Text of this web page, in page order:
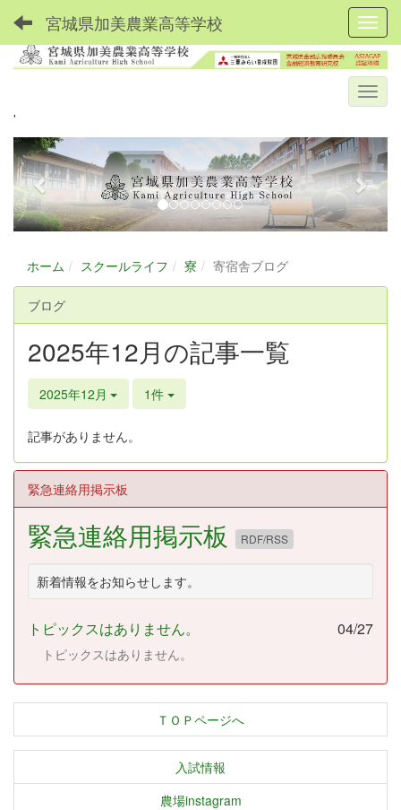
宮城県加美農業高等学校
'
p
r
e
v
o
u
s
n
e
x
t
ホーム スクールライフ 寮 寄宿舎ブログ
ブログ
2025年12月の記事一覧
2025年12月 1件
記事がありません。
緊急連絡用掲示板
緊急連絡用掲示板 RDF/RSS
新着情報をお知らせします。
トピックスはありません。 04/27
トピックスはありません。
ＴＯＰページへ
入試情報
農場instagram